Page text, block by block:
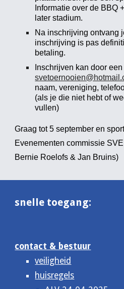
Informatie over de BBQ
later stadium.
Na inschrijving ontvang
inschrijving is pas
betaling.
Inschrijven kan door
naam, vereniging,
(als je die niet hebt of
vullen)
Graag tot 5 september en
Evenementen commissie
Bernie Roelofs & Jan Bruins)
snelle toegang:
contact & bestuur
veiligheid
huisregels